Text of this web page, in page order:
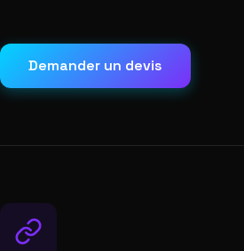
Demander un devis